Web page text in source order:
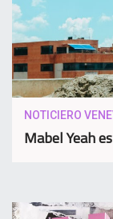
NOTICIERO
Mabel Yeah